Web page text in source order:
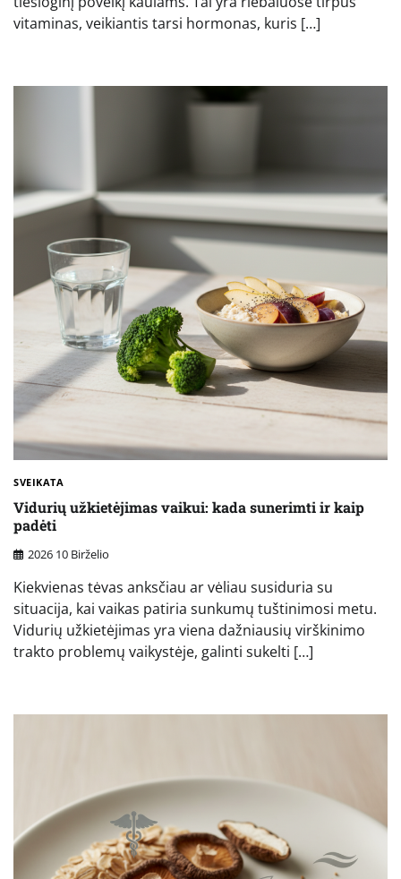
vitaminas, veikiantis tarsi hormonas, kuris […]
SVEIKATA
Vidurių užkietėjimas vaikui: kada sunerimti ir kaip
padėti
2026 10 Birželio
Kiekvienas tėvas anksčiau ar vėliau susiduria su
situacija, kai vaikas patiria sunkumų tuštinimosi metu.
Vidurių užkietėjimas yra viena dažniausių virškinimo
trakto problemų vaikystėje, galinti sukelti […]